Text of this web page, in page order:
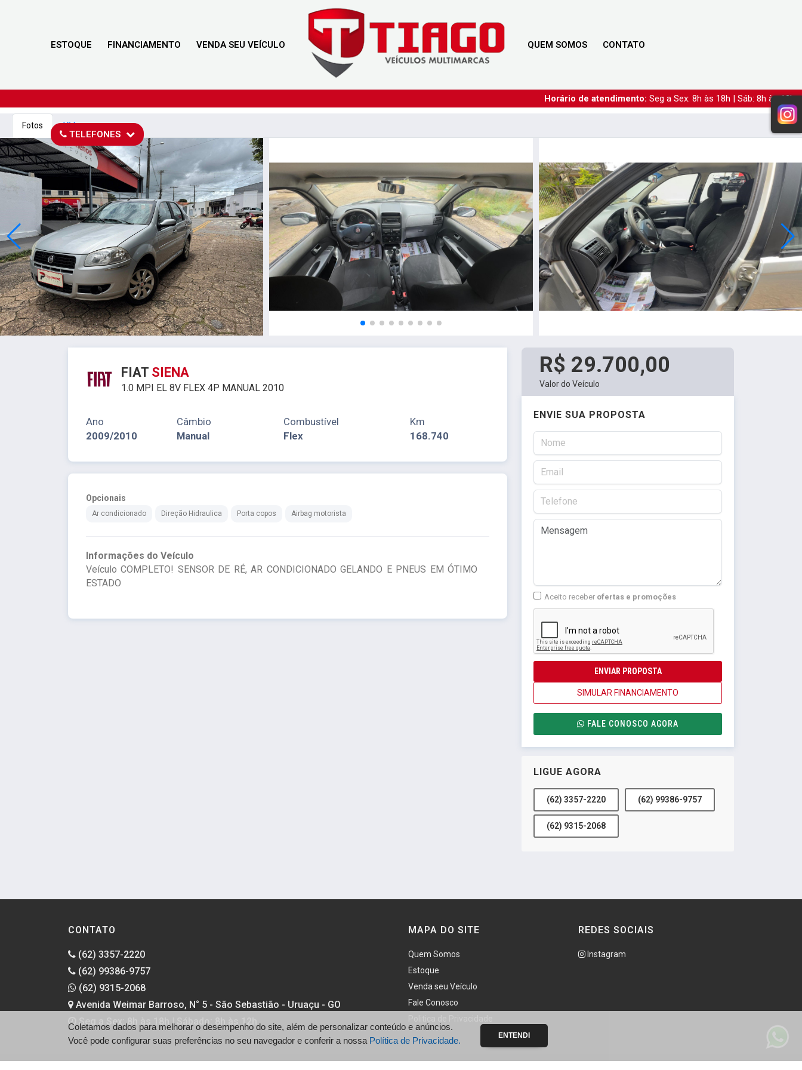
ESTOQUE FINANCIAMENTO VENDA SEU VEÍCULO QUEM SOMOS CONTATO
TELEFONES
Horário de atendimento: Seg a Sex: 8h às 18h | Sáb: 8h às 12h
Fotos Vídeo
FIAT SIENA
1.0 MPI EL 8V FLEX 4P MANUAL 2010
Ano
2009/2010
Câmbio
Manual
Combustível
Flex
Km
168.740
Opcionais
Ar condicionado Direção Hidraulica Porta copos Airbag motorista
Informações do Veículo
Veículo COMPLETO! SENSOR DE RÉ, AR CONDICIONADO GELANDO E PNEUS EM ÓTIMO
ESTADO
R$ 29.700,00
Valor do Veículo
ENVIE SUA PROPOSTA
Aceito receber ofertas e promoções
ENVIAR PROPOSTA
SIMULAR FINANCIAMENTO
FALE CONOSCO AGORA
LIGUE AGORA
(62) 3357-2220 (62) 99386-9757
(62) 9315-2068
CONTATO
(62) 3357-2220
(62) 99386-9757
(62) 9315-2068
Avenida Weimar Barroso, N° 5 - São Sebastião - Uruaçu - GO
Seg a Sex: 8h às 18h | Sábado: 8h às 12h
MAPA DO SITE
Quem Somos
Estoque
Venda seu Veículo
Fale Conosco
REDES SOCIAIS
Instagram
Coletamos dados para melhorar o desempenho do site, além de personalizar conteúdo e anúncios.
Você pode configurar suas preferências no seu navegador e conferir a nossa Política de Privacidade. ENTENDI